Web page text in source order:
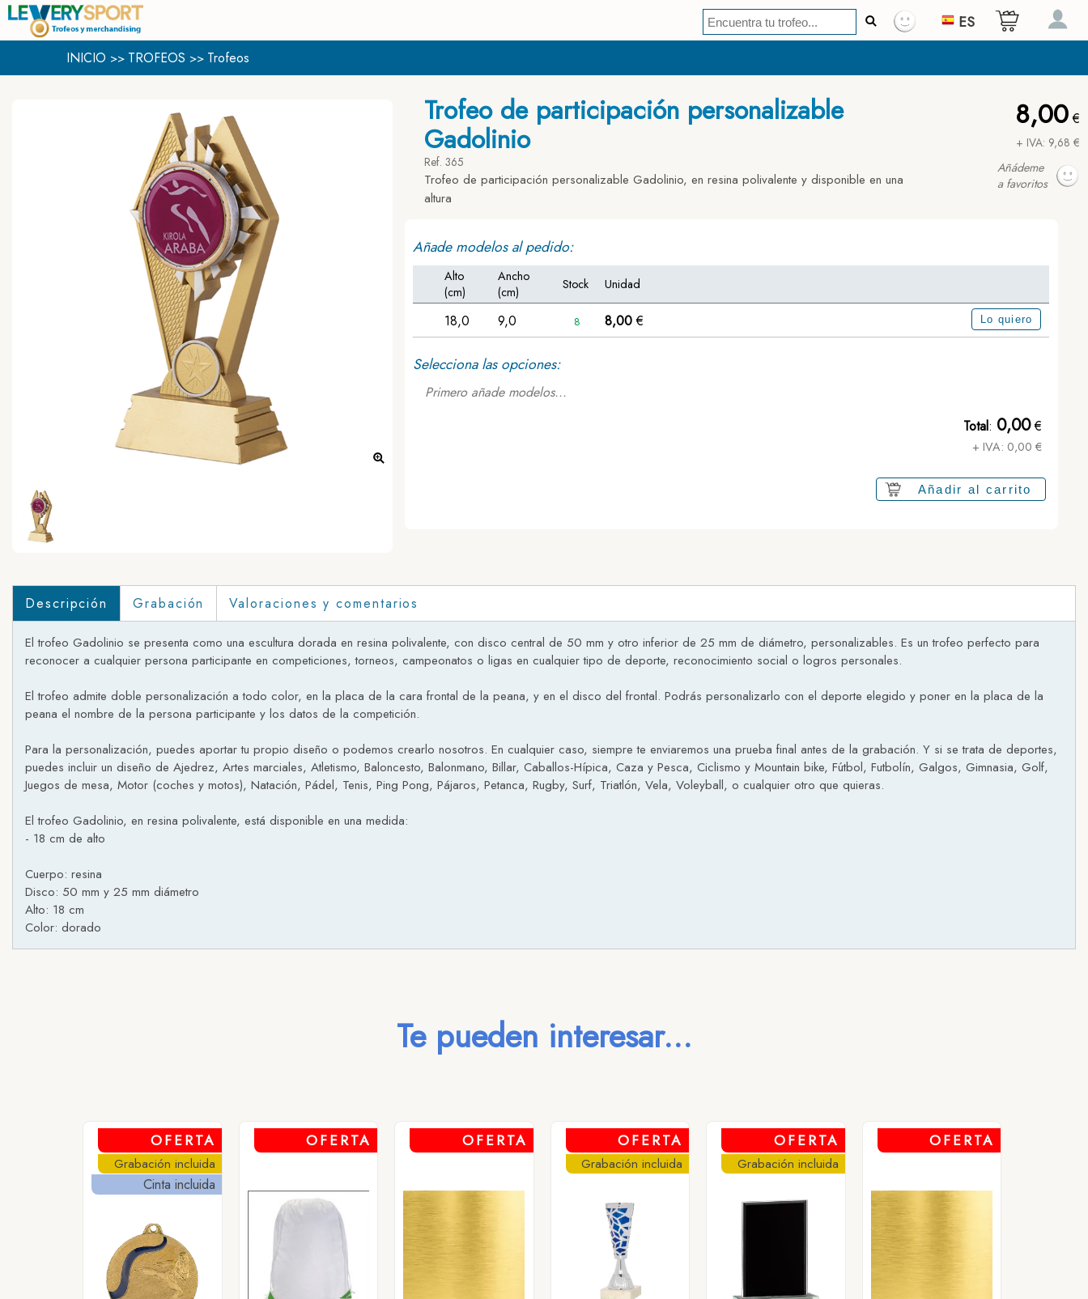
ES
INICIO >> TROFEOS >> Trofeos
Trofeo de participación personalizable
Gadolinio
Ref. 365
Trofeo de participación personalizable Gadolinio, en resina polivalente y disponible en una
altura
8,00€
+ IVA: 9,68 €
Añádeme
a favoritos
Añade modelos al pedido:
Alto
(cm)
Ancho
(cm)
Stock Unidad
18,0 9,0 8 8,00€ Lo quiero
Selecciona las opciones:
Primero añade modelos...
Total: 0,00€
+ IVA: 0,00 €
Añadir al carrito
Descripción Grabación Valoraciones y comentarios
El trofeo Gadolinio se presenta como una escultura dorada en resina polivalente, con disco central de 50 mm y otro inferior de 25 mm de diámetro, personalizables. Es un trofeo perfecto para
reconocer a cualquier persona participante en competiciones, torneos, campeonatos o ligas en cualquier tipo de deporte, reconocimiento social o logros personales.
El trofeo admite doble personalización a todo color, en la placa de la cara frontal de la peana, y en el disco del frontal. Podrás personalizarlo con el deporte elegido y poner en la placa de la
peana el nombre de la persona participante y los datos de la competición.
Para la personalización, puedes aportar tu propio diseño o podemos crearlo nosotros. En cualquier caso, siempre te enviaremos una prueba final antes de la grabación. Y si se trata de deportes,
puedes incluir un diseño de Ajedrez, Artes marciales, Atletismo, Baloncesto, Balonmano, Billar, Caballos-Hípica, Caza y Pesca, Ciclismo y Mountain bike, Fútbol, Futbolín, Galgos, Gimnasia, Golf,
Juegos de mesa, Motor (coches y motos), Natación, Pádel, Tenis, Ping Pong, Pájaros, Petanca, Rugby, Surf, Triatlón, Vela, Voleyball, o cualquier otro que quieras.
El trofeo Gadolinio, en resina polivalente, está disponible en una medida:
- 18 cm de alto
Cuerpo: resina
Disco: 50 mm y 25 mm diámetro
Alto: 18 cm
Color: dorado
Te pueden interesar...
OFERTA
Grabación incluida
Cinta incluida
OFERTA OFERTA OFERTA
Grabación incluida
OFERTA
Grabación incluida
OFERTA